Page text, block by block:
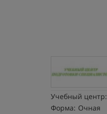
Учебный центр:
Форма: Очная